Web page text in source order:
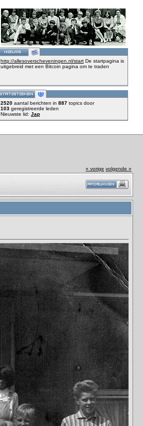
http://allesoverscheveningen.nl/start De startpagina is
uitgebreid met een Bitcoin pagina om te traden
2520 aantal berichten in 887 topics door
103 geregistreerde leden
Nieuwste lid: Jap
« vorige volgende »